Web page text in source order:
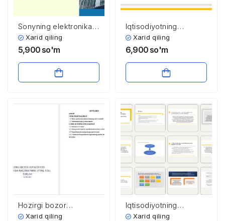
Sonyning elektronika
va ko’ngilochar
mahsulotlar bozoridagi
Xarid qiling
5,900 so'm
Iqtisodiyotning
raqobatbardoshligini
oshirish iqtisodiy
Xarid qiling
6,900 so'm
Hozirgi bozor
iqtisodiyoti sharoitida
Xarid qiling
Iqtisodiyotning
raqobatbardoshligini
Xarid qiling